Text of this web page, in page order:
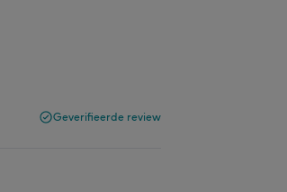
Geverifieerde review